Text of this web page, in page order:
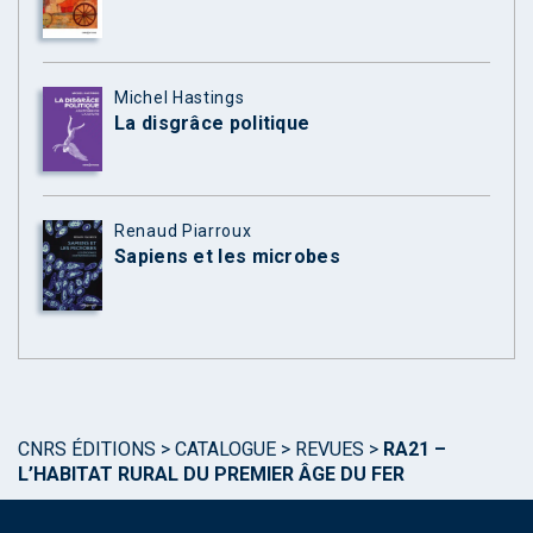
Michel Hastings
La disgrâce politique
Renaud Piarroux
Sapiens et les microbes
CNRS ÉDITIONS > CATALOGUE > REVUES > RA21 –
L’HABITAT RURAL DU PREMIER ÂGE DU FER